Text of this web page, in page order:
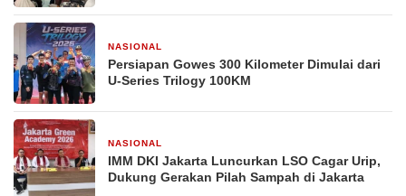
NASIONAL
Persiapan Gowes 300 Kilometer Dimulai dari
U-Series Trilogy 100KM
NASIONAL
IMM DKI Jakarta Luncurkan LSO Cagar Urip,
Dukung Gerakan Pilah Sampah di Jakarta